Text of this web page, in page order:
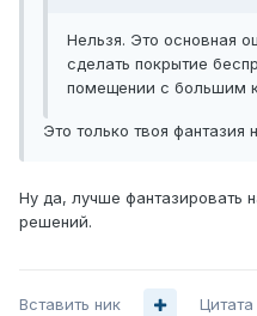
Нельзя. Это основная
сделать покрытие
помещении с большим
Это только твоя фантазия
Ну да, лучше фантазировать
решений.
Вставить ник Цитата